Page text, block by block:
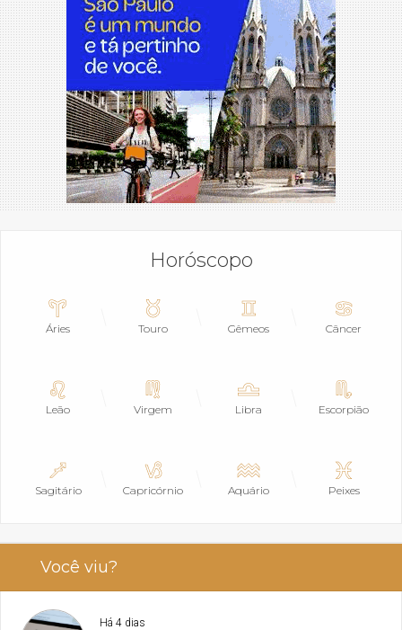
Horóscopo
Áries Touro Gêmeos Câncer
Leão Virgem Libra Escorpião
Sagitário Capricórnio Aquário Peixes
Você viu?
Há 4 dias